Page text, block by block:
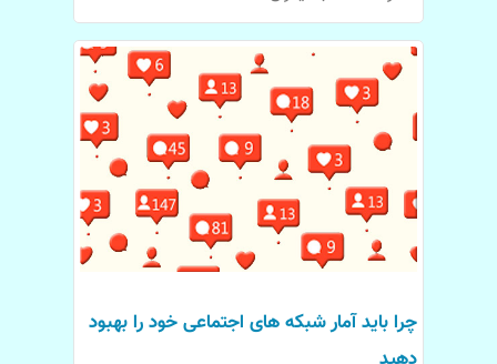
چرا باید آمار شبکه های اجتماعی خود را بهبود